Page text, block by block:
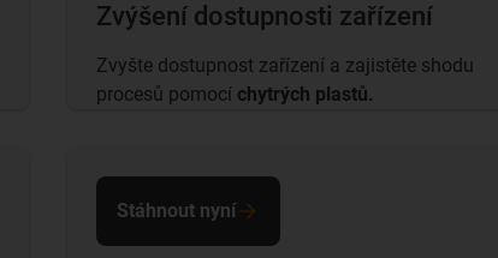
Zvýšení dostupnosti zařízení
Zvyšte dostupnost zařízení a zajistěte shodu
procesů pomocí chytrých plastů.
Stáhnout nyní